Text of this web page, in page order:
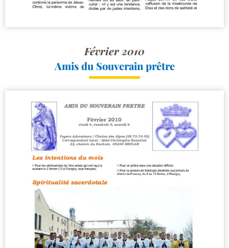
Février 2010
Amis du Souverain prêtre